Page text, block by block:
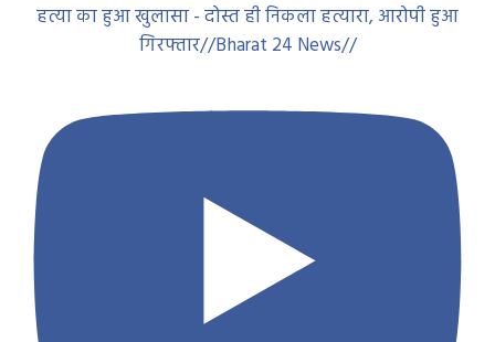
हत्या का हुआ खुलासा - दोस्त ही निकला हत्यारा, आरोपी हुआ
गिरफ्तार//Bharat 24 News//